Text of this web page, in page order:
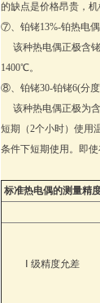
的缺点是价格昂贵，
⑦、铂铑13%-铂热电
该种热电偶正极含铑
1400℃。
⑧、铂铑30-铂铑6(分
该种热电偶正极为含
短期（2个小时）使用
条件下短期使用。即使
标准热电偶的测量精
Ⅰ 级精度允差